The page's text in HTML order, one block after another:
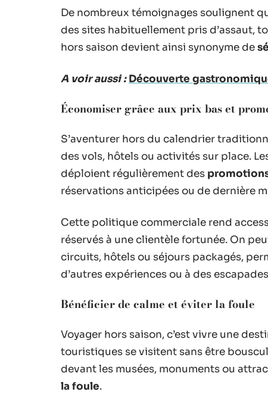
De nombreux témoignages soulignent
des sites habituellement pris d’assaut,
hors saison devient ainsi synonyme de
A voir aussi : Découverte
Économiser grâce aux prix bas et
S’aventurer hors du calendrier
des vols, hôtels ou activités sur place.
déploient régulièrement des
réservations anticipées ou de dernière
Cette politique commerciale rend
réservés à une clientèle fortunée. On
circuits, hôtels ou séjours packagés,
d’autres expériences ou à des
Bénéficier de calme et éviter la foule
Voyager hors saison, c’est vivre une
touristiques se visitent sans être
devant les musées, monuments ou
la foule.